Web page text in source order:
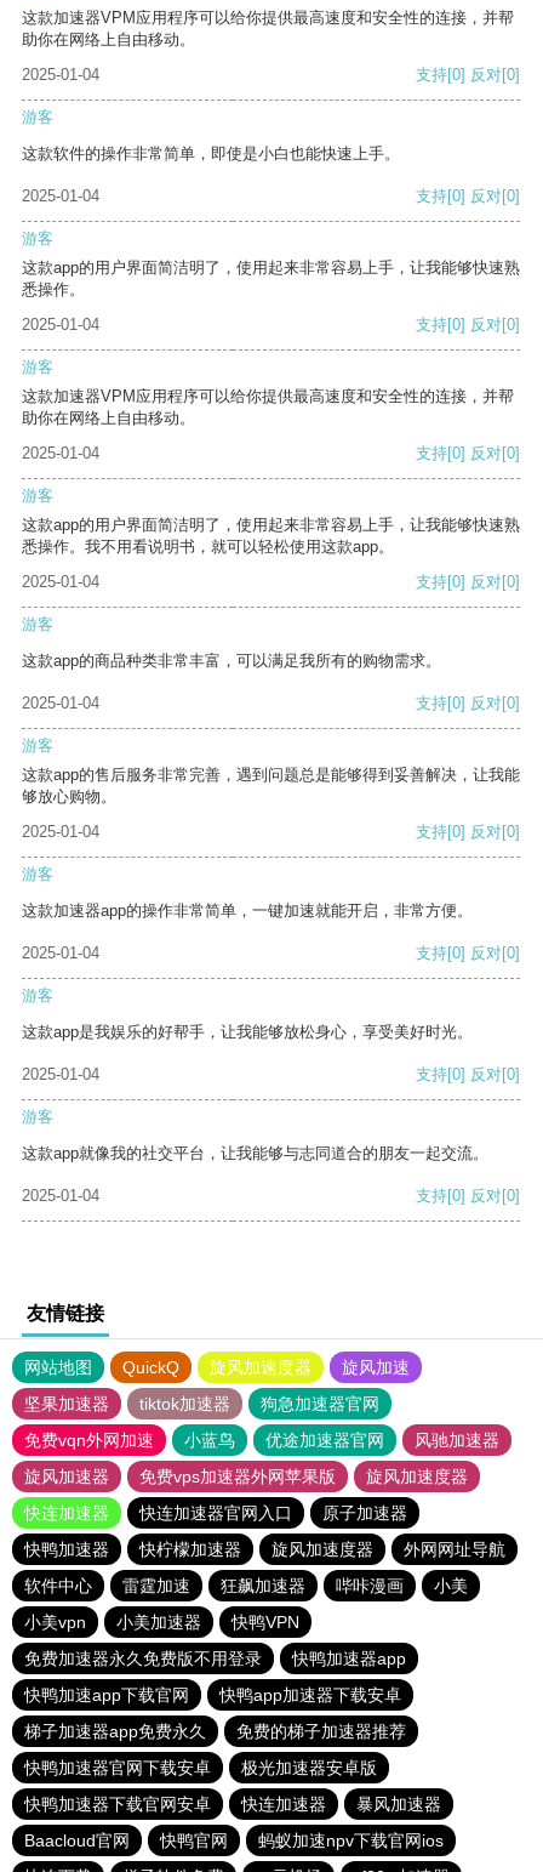
这款加速器VPM应用程序可以给你提供最高速度和安全性的连接，并帮
助你在网络上自由移动。
2025-01-04
支持[0] 反对[0]
游客
这款软件的操作非常简单，即使是小白也能快速上手。
2025-01-04 支持[0] 反对[0]
游客
这款app的用户界面简洁明了，使用起来非常容易上手，让我能够快速熟
悉操作。
2025-01-04
支持[0] 反对[0]
游客
这款加速器VPM应用程序可以给你提供最高速度和安全性的连接，并帮
助你在网络上自由移动。
2025-01-04
支持[0] 反对[0]
游客
这款app的用户界面简洁明了，使用起来非常容易上手，让我能够快速熟
悉操作。我不用看说明书，就可以轻松使用这款app。
2025-01-04
支持[0] 反对[0]
游客
这款app的商品种类非常丰富，可以满足我所有的购物需求。
2025-01-04 支持[0] 反对[0]
游客
这款app的售后服务非常完善，遇到问题总是能够得到妥善解决，让我能
够放心购物。
2025-01-04
支持[0] 反对[0]
游客
这款加速器app的操作非常简单，一键加速就能开启，非常方便。
2025-01-04 支持[0] 反对[0]
游客
这款app是我娱乐的好帮手，让我能够放松身心，享受美好时光。
2025-01-04 支持[0] 反对[0]
游客
这款app就像我的社交平台，让我能够与志同道合的朋友一起交流。
2025-01-04 支持[0] 反对[0]
友情链接
网站地图 QuickQ 旋风加速度器
旋风加速
坚果加速器
tiktok加速器
狗急加速器官网
免费vqn外网加速
小蓝鸟 优途加速器官网
风驰加速器
旋风加速器
免费vps加速器外网苹果版
旋风加速度器
快连加速器
快连加速器官网入口
原子加速器
快鸭加速器
快柠檬加速器 旋风加速度器
外网网址导航
软件中心
雷霆加速 狂飙加速器 哔咔漫画
小美
小美vpn
小美加速器
快鸭VPN
免费加速器永久免费版不用登录
快鸭加速器app
快鸭加速app下载官网
快鸭app加速器下载安卓
梯子加速器app免费永久
免费的梯子加速器推荐
快鸭加速器官网下载安卓
极光加速器安卓版
快鸭加速器下载官网安卓
快连加速器
暴风加速器
Baacloud官网
快鸭官网
蚂蚁加速npv下载官网ios